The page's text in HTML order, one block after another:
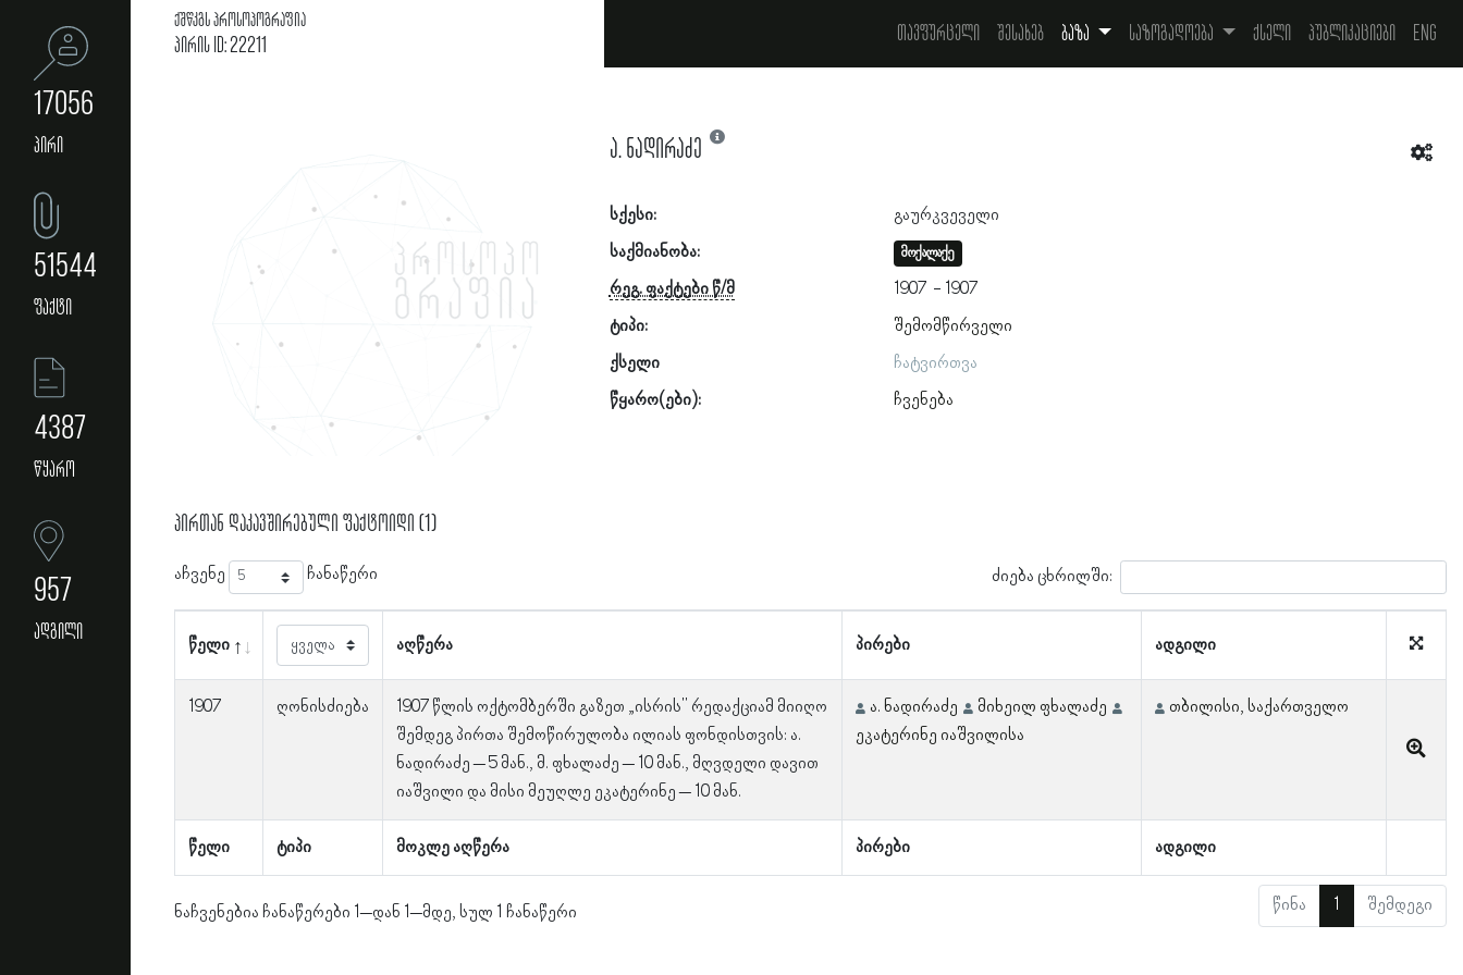
17056
პირი
51544
ფაქტი
4387
წყარო
957
ადგილი
ქშწკგს პროსოპოგრაფია
პირის ID: 22211 თავფურცელი შესახებ ბაზა საზოგადოება ქსელი პუბლიკაციები Eng
ა. ნადირაძე
სქესი:
გაურკვეველი
საქმიანობა:
მოქალაქე
რეგ. ფაქტები წ/მ 1907
1907
ტიპი:
შემომწირველი
ქსელი
ჩატვირთვა
წყარო(ები):
ჩვენება
პირთან დაკავშირებული ფაქტოიდი (1)
აჩვენე ჩანაწერი ძიება ცხრილში:
წელი აღწერა პირები ადგილი
წელი ტიპი მოკლე აღწერა პირები ადგილი
1907 ღონისძიება
1907 წლის ოქტომბერში გაზეთ „ისრის" რედაქციამ მიიღო
შემდეგ პირთა შემოწირულობა ილიას ფონდისთვის: ა.
ნადირაძე – 5 მან., მ. ფხალაძე – 10 მან., მღვდელი დავით
იაშვილი და მისი მეუღლე ეკატერინე – 10 მან.
ა. ნადირაძე
მიხეილ ფხალაძე
ეკატერინე იაშვილისა
თბილისი, საქართველო
ნაჩვენებია ჩანაწერები 1–დან 1–მდე, სულ 1 ჩანაწერი წინა 1 შემდეგი